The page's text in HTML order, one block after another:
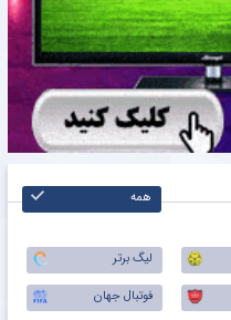
همه
لیگ برتر
فوتبال جهان